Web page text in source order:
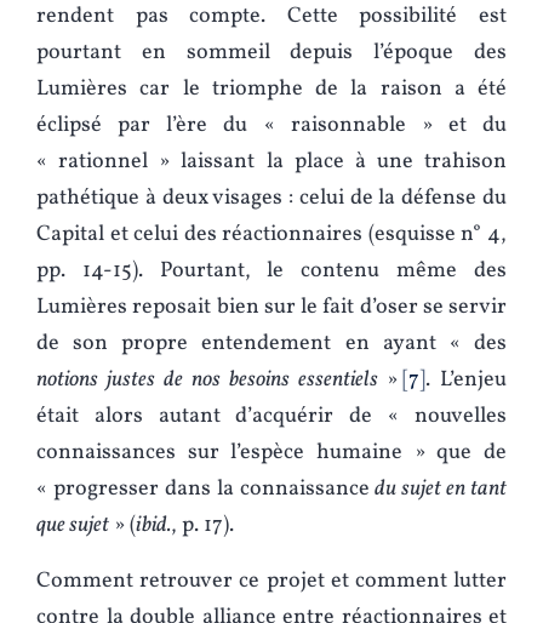
rendent pas compte. Cette possibilité est
pourtant en sommeil depuis l’époque des
Lumières car le triomphe de la raison a été
éclipsé par l’ère du « raisonnable » et du
« rationnel » laissant la place à une trahison
pathétique à deux visages : celui de la défense du
Capital et celui des réactionnaires (esquisse n° 4,
pp. 14-15). Pourtant, le contenu même des
Lumières reposait bien sur le fait d’oser se servir
de son propre entendement en ayant « des
notions justes de nos besoins essentiels » 7 . L’enjeu
était alors autant d’acquérir de « nouvelles
connaissances sur l’espèce humaine » que de
« progresser dans la connaissancedu sujet en tant
que sujet » (ibid., p. 17).
Comment retrouver ce projet et comment lutter